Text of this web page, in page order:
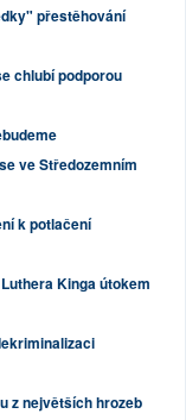
přestěhování
chlubí podporou
ve Středozemním
k potlačení
Kinga útokem
z největších hrozeb